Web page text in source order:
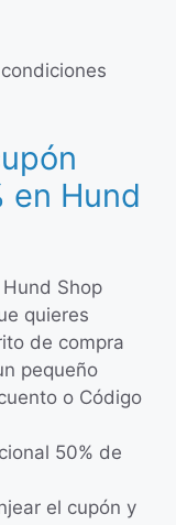
en Hund
Shop
quieres
de compra
pequeño
o Código
50% de
el cupón y